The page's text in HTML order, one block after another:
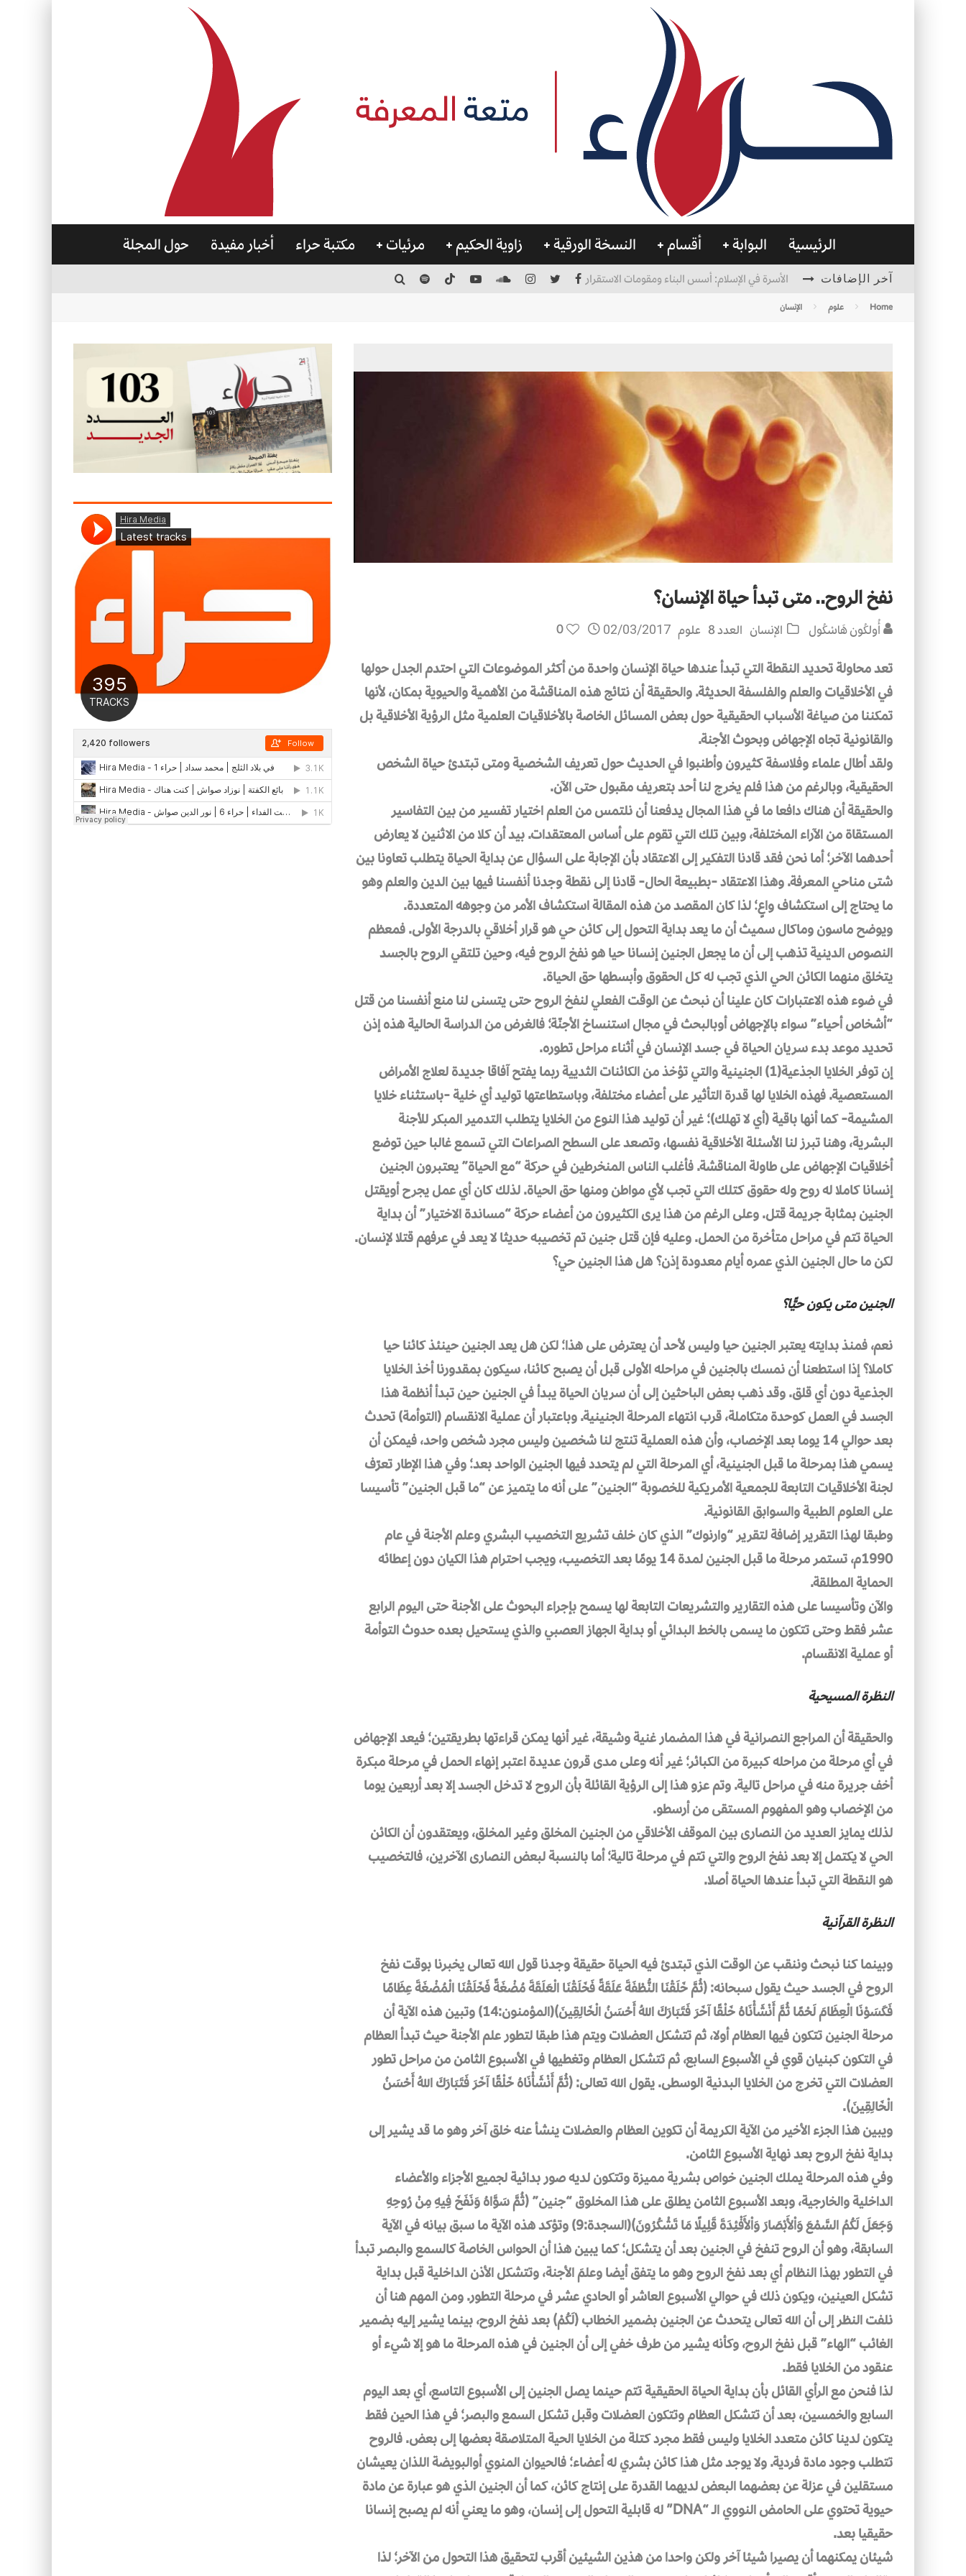
الرئيسية البوابة أقسام النسخة الورقية زاوية الحكيم مرئيات مكتبة حراء أخبار مفيدة حول المجلة
آخر الإضافات الأسرة في الإسلام: أسس البناء ومقومات الاستقرار
العظام… صمتٌ يحمل الحياة Home علوم الإنسان
نفخ الروح.. متى تبدأ حياة الإنسان؟
أُولكُون هَاسْكُول الإنسان العدد 8 علوم 02/03/2017
0
تعد محاولة تحديد النقطة التي تبدأ عندها حياة الإنسان واحدة من أكثر الموضوعات التي احتدم الجدل حولها
في الأخلاقيات والعلم والفلسفة الحديثة. والحقيقة أن نتائج هذه المناقشة من الأهمية والحيوية بمكان، لأنها
تمكننا من صياغة الأسباب الحقيقية حول بعض المسائل الخاصة بالأخلاقيات العلمية مثل الرؤية الأخلاقية بل
والقانونية تجاه الإجهاض وبحوث الأجنة.
ولقد أطال علماء وفلاسفة كثيرون وأطنبوا في الحديث حول تعريف الشخصية ومتى تبتدئ حياة الشخص
الحقيقية، وبالرغم من هذا فلم يخرج لنا أحد بتعريف مقبول حتى الآن.
والحقيقة أن هناك دافعا ما في هذا المجال يدفعنا أن نلتمس من العلم اختيار تفسير من بين التفاسير
المستقاة من الآراء المختلفة، وبين تلك التي تقوم على أساس المعتقدات. بيد أن كلا من الاثنين لا يعارض
أحدهما الآخر؛ أما نحن فقد قادنا التفكير إلى الاعتقاد بأن الإجابة على السؤال عن بداية الحياة يتطلب تعاونا بين
شتى مناحي المعرفة. وهذا الاعتقاد -بطبيعة الحال- قادنا إلى نقطة وجدنا أنفسنا فيها بين الدين والعلم وهو
ما يحتاج إلى استكشاف واعٍ؛ لذا كان المقصد من هذه المقالة استكشاف الأمر من وجوهه المتعددة.
ويوضح ماسون وماكال سميث أن ما يعد بداية التحول إلى كائن حي هو قرار أخلاقي بالدرجة الأولى. فمعظم
النصوص الدينية تذهب إلى أن ما يجعل الجنين إنسانا حيا هو نفخ الروح فيه، وحين تلتقي الروح بالجسد
يتخلق منهما الكائن الحي الذي تجب له كل الحقوق وأبسطها حق الحياة.
في ضوء هذه الاعتبارات كان علينا أن نبحث عن الوقت الفعلي لنفخ الروح حتى يتسنى لنا منع أنفسنا من قتل
“أشخاص أحياء” سواء بالإجهاض أوبالبحث في مجال استنساخ الأجنّة؛ فالغرض من الدراسة الحالية هذه إذن
تحديد موعد بدء سريان الحياة في جسد الإنسان في أثناء مراحل تطوره.
إن توفر الخلايا الجذعية(1) الجنينية والتي تؤخذ من الكائنات الثديية ربما يفتح آفاقا جديدة لعلاج الأمراض
المستعصية. فهذه الخلايا لها قدرة التأثير على أعضاء مختلفة، وباستطاعتها توليد أي خلية -باستثناء خلايا
المشيمة- كما أنها باقية (أي لا تهلك)؛ غير أن توليد هذا النوع من الخلايا يتطلب التدمير المبكر للأجنة
البشرية، وهنا تبرز لنا الأسئلة الأخلاقية نفسها، وتصعد على السطح الصراعات التي تسمع غالبا حين توضع
أخلاقيات الإجهاض على طاولة المناقشة. فأغلب الناس المنخرطين في حركة “مع الحياة” يعتبرون الجنين
إنسانا كاملا له روح وله حقوق كتلك التي تجب لأي مواطن ومنها حق الحياة. لذلك كان أي عمل يجرح أويقتل
الجنين بمثابة جريمة قتل. وعلى الرغم من هذا يرى الكثيرون من أعضاء حركة “مساندة الاختيار” أن بداية
الحياة تتم في مراحل متأخرة من الحمل. وعليه فإن قتل جنين تم تخصيبه حديثا لا يعد في عرفهم قتلا لإنسان.
لكن ما حال الجنين الذي عمره أيام معدودة إذن؟ هل هذا الجنين حي؟
الجنين متى يكون حيًّا؟
نعم، فمنذ بدايته يعتبر الجنين حيا وليس لأحد أن يعترض على هذا؛ لكن هل يعد الجنين حينئذ كائنا حيا
كاملا؟ إذا استطعنا أن نمسك بالجنين في مراحله الأولى قبل أن يصبح كائنا، سيكون بمقدورنا أخذ الخلايا
الجذعية دون أي قلق. وقد ذهب بعض الباحثين إلى أن سريان الحياة يبدأ في الجنين حين تبدأ أنظمة هذا
الجسد في العمل كوحدة متكاملة، قرب انتهاء المرحلة الجنينية. وباعتبار أن عملية الانقسام (التوأمة) تحدث
بعد حوالي 14 يوما بعد الإخصاب، وأن هذه العملية تنتج لنا شخصين وليس مجرد شخص واحد، فيمكن أن
يسمي هذا بمرحلة ما قبل الجنينية، أي المرحلة التي لم يتحدد فيها الجنين الواحد بعد؛ وفي هذا الإطار تعرّف
لجنة الأخلاقيات التابعة للجمعية الأمريكية للخصوبة “الجنين” على أنه ما يتميز عن “ما قبل الجنين” تأسيسا
على العلوم الطبية والسوابق القانونية.
وطبقا لهذا التقرير إضافة لتقرير “وارنوك” الذي كان خلف تشريع التخصيب البشري وعلم الأجنة في عام
1990م، تستمر مرحلة ما قبل الجنين لمدة 14 يومًا بعد التخصيب، ويجب احترام هذا الكيان دون إعطائه
الحماية المطلقة.
والآن وتأسيسا على هذه التقارير والتشريعات التابعة لها يسمح بإجراء البحوث على الأجنة حتى اليوم الرابع
عشر فقط وحتى تتكون ما يسمى بالخط البدائي أو بداية الجهاز العصبي والذي يستحيل بعده حدوث التوأمة
أو عملية الانقسام.
النظرة المسيحية
والحقيقة أن المراجع النصرانية في هذا المضمار غنية وشيقة، غير أنها يمكن قراءتها بطريقتين؛ فيعد الإجهاض
في أي مرحلة من مراحله كبيرة من الكبائر؛ غير أنه وعلى مدى قرون عديدة اعتبر إنهاء الحمل في مرحلة مبكرة
أخف جريرة منه في مراحل تالية. وتم عزو هذا إلى الرؤية القائلة بأن الروح لا تدخل الجسد إلا بعد أربعين يوما
من الإخصاب وهو المفهوم المستقى من أرسطو.
لذلك يمايز العديد من النصارى بين الموقف الأخلاقي من الجنين المخلق وغير المخلق، ويعتقدون أن الكائن
الحي لا يكتمل إلا بعد نفخ الروح والتي تتم في مرحلة تالية؛ أما بالنسبة لبعض النصارى الآخرين، فالتخصيب
هو النقطة التي تبدأ عندها الحياة أصلا.
النظرة القرآنية
وبينما كنا نبحث وننقب عن الوقت الذي تبتدئ فيه الحياة حقيقة وجدنا قول الله تعالى يخبرنا بوقت نفخ
الروح في الجسد حيث يقول سبحانه: ﴿ثُمَّ خَلَقْنَا النُّطْفَةَ عَلَقَةً فَخَلَقْنَا الْعَلَقَةَ مُضْغَةً فَخَلَقْنَا الْمُضْغَةَ عِظَامًا
فَكَسَوْنَا الْعِظَامَ لَحْمًا ثُمَّ أَنْشَأْنَاهُ خَلْقًا آخَرَ فَتَبَارَكَ اللهُ أَحْسَنُ الْخَالِقِينَ﴾(المؤمنون:14) وتبين هذه الآية أن
مرحلة الجنين تتكون فيها العظام أولا، ثم تتشكل العضلات ويتم هذا طبقا لتطور علم الأجنة حيث تبدأ العظام
في التكون كبنيان قوي في الأسبوع السابع، ثم تتشكل العظام وتغطيها في الأسبوع الثامن من مراحل تطور
العضلات التي تخرج من الخلايا البدنية الوسطى. يقول الله تعالى: ﴿ثُمَّ أَنْشَأْنَاهُ خَلْقًا آخَرَ فَتَبَارَكَ اللهُ أَحْسَنُ
الْخَالِقِينَ﴾.
ويبين هذا الجزء الأخير من الآية الكريمة أن تكوين العظام والعضلات ينشأ عنه خلق آخر وهو ما قد يشير إلى
بداية نفخ الروح بعد نهاية الأسبوع الثامن.
وفي هذه المرحلة يملك الجنين خواص بشرية مميزة وتتكون لديه صور بدائية لجميع الأجزاء والأعضاء
الداخلية والخارجية، وبعد الأسبوع الثامن يطلق على هذا المخلوق “جنين” ﴿ثُمَّ سَوَّاهُ وَنَفَخَ فِيهِ مِنْ رُوحِهِ
وَجَعَلَ لَكُمُ السَّمْعَ وَاْلأَبْصَارَ وَاْلأَفْئِدَةَ قَلِيلًا مَا تَشْكُرُونَ﴾(السجدة:9) وتؤكد هذه الآية ما سبق بيانه في الآية
السابقة، وهو أن الروح تنفخ في الجنين بعد أن يتشكل؛ كما يبين هذا أن الحواس الخاصة كالسمع والبصر تبدأ
في التطور بهذا النظام أي بعد نفخ الروح وهو ما يتفق أيضا وعلمَ الأجنة، وتتشكل الأذن الداخلية قبل بداية
تشكل العينين، ويكون ذلك في حوالي الأسبوع العاشر أو الحادي عشر في مرحلة التطور. ومن المهم هنا أن
نلفت النظر إلى أن الله تعالى يتحدث عن الجنين بضمير الخطاب ﴿لَكُمْ﴾ بعد نفخ الروح، بينما يشير إليه بضمير
الغائب “الهاء” قبل نفخ الروح، وكأنه يشير من طرف خفي إلى أن الجنين في هذه المرحلة ما هو إلا شيء أو
عنقود من الخلايا فقط.
لذا فنحن مع الرأي القائل بأن بداية الحياة الحقيقية تتم حينما يصل الجنين إلى الأسبوع التاسع، أي بعد اليوم
السابع والخمسين، بعد أن تتشكل العظام وتتكون العضلات وقبل تشكل السمع والبصر؛ في هذا الحين فقط
يتكون لدينا كائن متعدد الخلايا وليس فقط مجرد كتلة من الخلايا الحية المتلاصقة بعضها إلى بعض. فالروح
تتطلب وجود مادة فردية. ولا يوجد مثل هذا كائن بشري له أعضاء؛ فالحيوان المنوي أوالبويضة اللذان يعيشان
مستقلين في عزلة عن بعضهما البعض لديهما القدرة على إنتاج كائن، كما أن الجنين الذي هو عبارة عن مادة
حيوية تحتوي على الحامض النووي الـ “DNA” له قابلية التحول إلى إنسان، وهو ما يعني أنه لم يصبح إنسانا
حقيقيا بعد.
شيئان يمكنهما أن يصيرا شيئا آخر ولكن واحدا من هذين الشيئين أقرب لتحقيق هذا التحول من الآخر؛ لذا